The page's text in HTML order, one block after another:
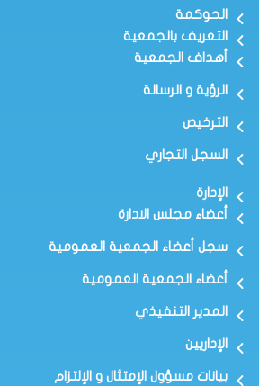
الحوكمة
التعريف بالجمعية
أهداف الجمعية
الرؤية و الرسالة
الترخيص
السجل التجاري
الإدارة
أعضاء مجلس الادارة
سجل أعضاء الجمعية العمومية
أعضاء الجمعية العمومية
المدير التنفيذي
الإداريين
بيانات مسؤول الإمتثال و الإلتزام